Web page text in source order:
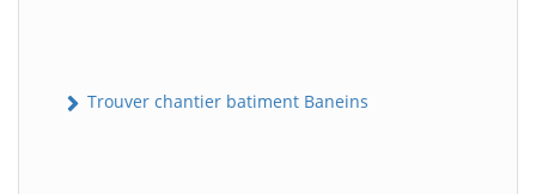
Trouver chantier batiment Baneins